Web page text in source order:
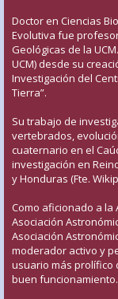
Doctor en Ciencias
Evolutiva fue
Geológicas de la
UCM) desde su
Investigación del
Tierra”.
Su trabajo de
vertebrados,
cuaternario en el
investigación en
y Honduras (Fte.
Como aficionado a la
Asociación
Asociación
moderador activo y
usuario más prolífico
buen funcionamiento.